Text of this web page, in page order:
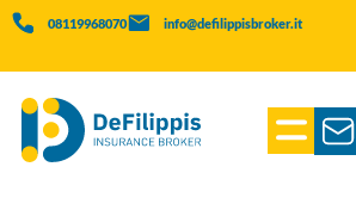
08119968070 info@defilippisbroker.it